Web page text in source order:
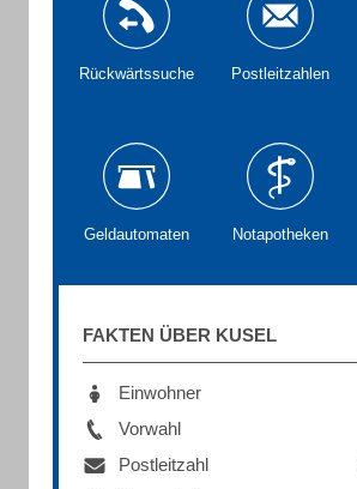
Rückwärtssuche Postleitzahlen
Geldautomaten Notapotheken
FAKTEN ÜBER KUSEL
Einwohner
Vorwahl
Postleitzahl